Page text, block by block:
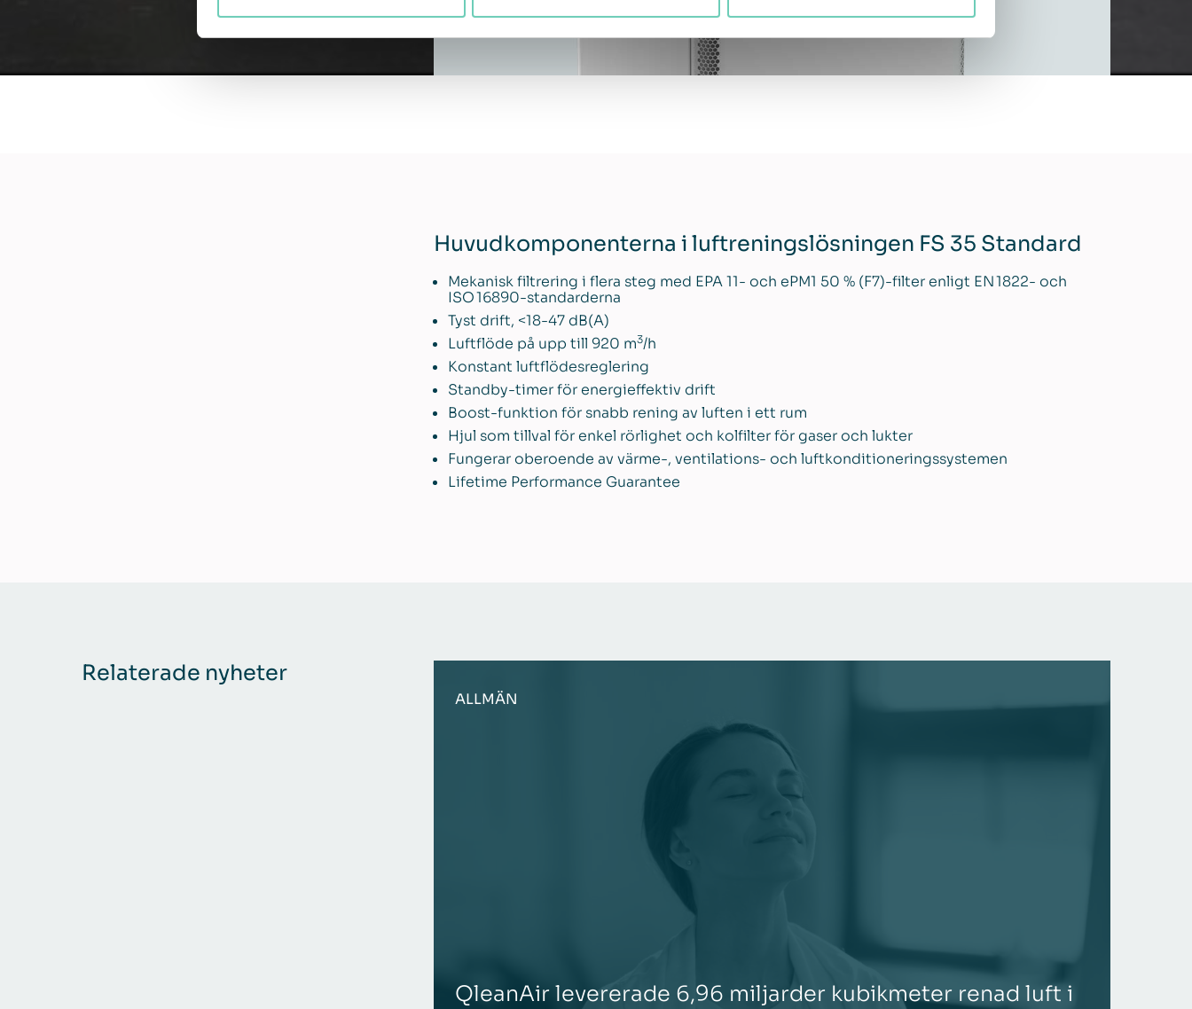
Huvudkomponenterna i luftreningslösningen FS 35 Standard
Mekanisk filtrering i flera steg med EPA 11- och ePM1 50 % (F7)-filter enligt EN 1822- och
ISO 16890-standarderna
Tyst drift, <18-47 dB(A)
Luftflöde på upp till 920 m3/h
Konstant luftflödesreglering
Standby-timer för energieffektiv drift
Boost-funktion för snabb rening av luften i ett rum
Hjul som tillval för enkel rörlighet och kolfilter för gaser och lukter
Fungerar oberoende av värme-, ventilations- och luftkonditioneringssystemen
Lifetime Performance Guarantee
Relaterade nyheter
ALLMÄN
QleanAir levererade 6,96 miljarder kubikmeter renad luft i